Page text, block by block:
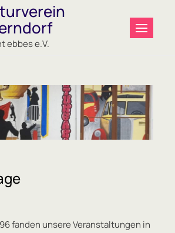
ebbes e.V.
fanden unsere Veranstaltungen in